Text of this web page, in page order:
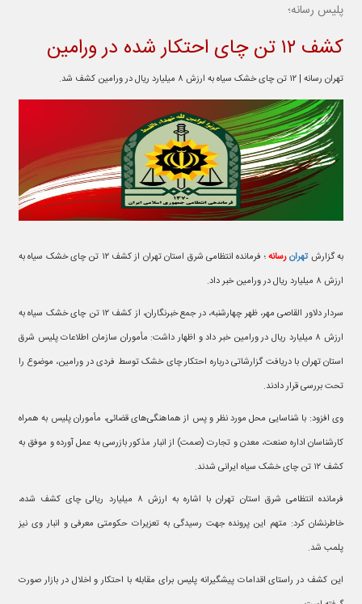
پلیس رسانه؛
کشف ۱۲ تن چای احتکار شده در ورامین
تهران رسانه | ۱۲ تن چای خشک سیاه به ارزش ۸ میلیارد ریال در ورامین کشف شد.
به گزارش تهرانرسانه
؛ فرمانده انتظامی شرق استان تهران از کشف ۱۲ تن چای خشک سیاه به
ارزش ۸ میلیارد ریال در ورامین خبر داد.
سردار دلاور القاصی مهر، ظهر چهارشنبه، در جمع خبرنگاران، از کشف ۱۲ تن چای خشک سیاه به
ارزش ۸ میلیارد ریال در ورامین خبر داد و اظهار داشت: مأموران سازمان اطلاعات پلیس شرق
استان تهران با دریافت گزارشاتی درباره احتکار چای خشک توسط فردی در ورامین، موضوع را
تحت بررسی قرار دادند.
وی افزود: با شناسایی محل مورد نظر و پس از هماهنگی‌های قضائی، مأموران پلیس به همراه
کارشناسان اداره صنعت، معدن و تجارت (صمت) از انبار مذکور بازرسی به عمل آورده و موفق به
کشف ۱۲ تن چای خشک سیاه ایرانی شدند.
فرمانده انتظامی شرق استان تهران با اشاره به ارزش ۸ میلیارد ریالی چای کشف شده،
خاطرنشان کرد: متهم این پرونده جهت رسیدگی به تعزیرات حکومتی معرفی و انبار وی نیز
پلمب شد.
این کشف در راستای اقدامات پیشگیرانه پلیس برای مقابله با احتکار و اخلال در بازار صورت